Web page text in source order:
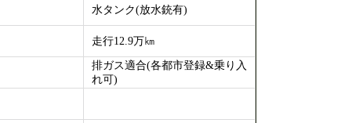
水タンク(放水銃有)
走行12.9万㎞
排ガス適合(各都市登録&乗り入
れ可)